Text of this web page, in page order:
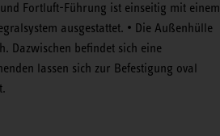
Fortluft-Führung ist einseitig mit einem
ausgestattet. • Die Außenhülle
Dazwischen befindet sich eine
lassen sich zur Befestigung oval